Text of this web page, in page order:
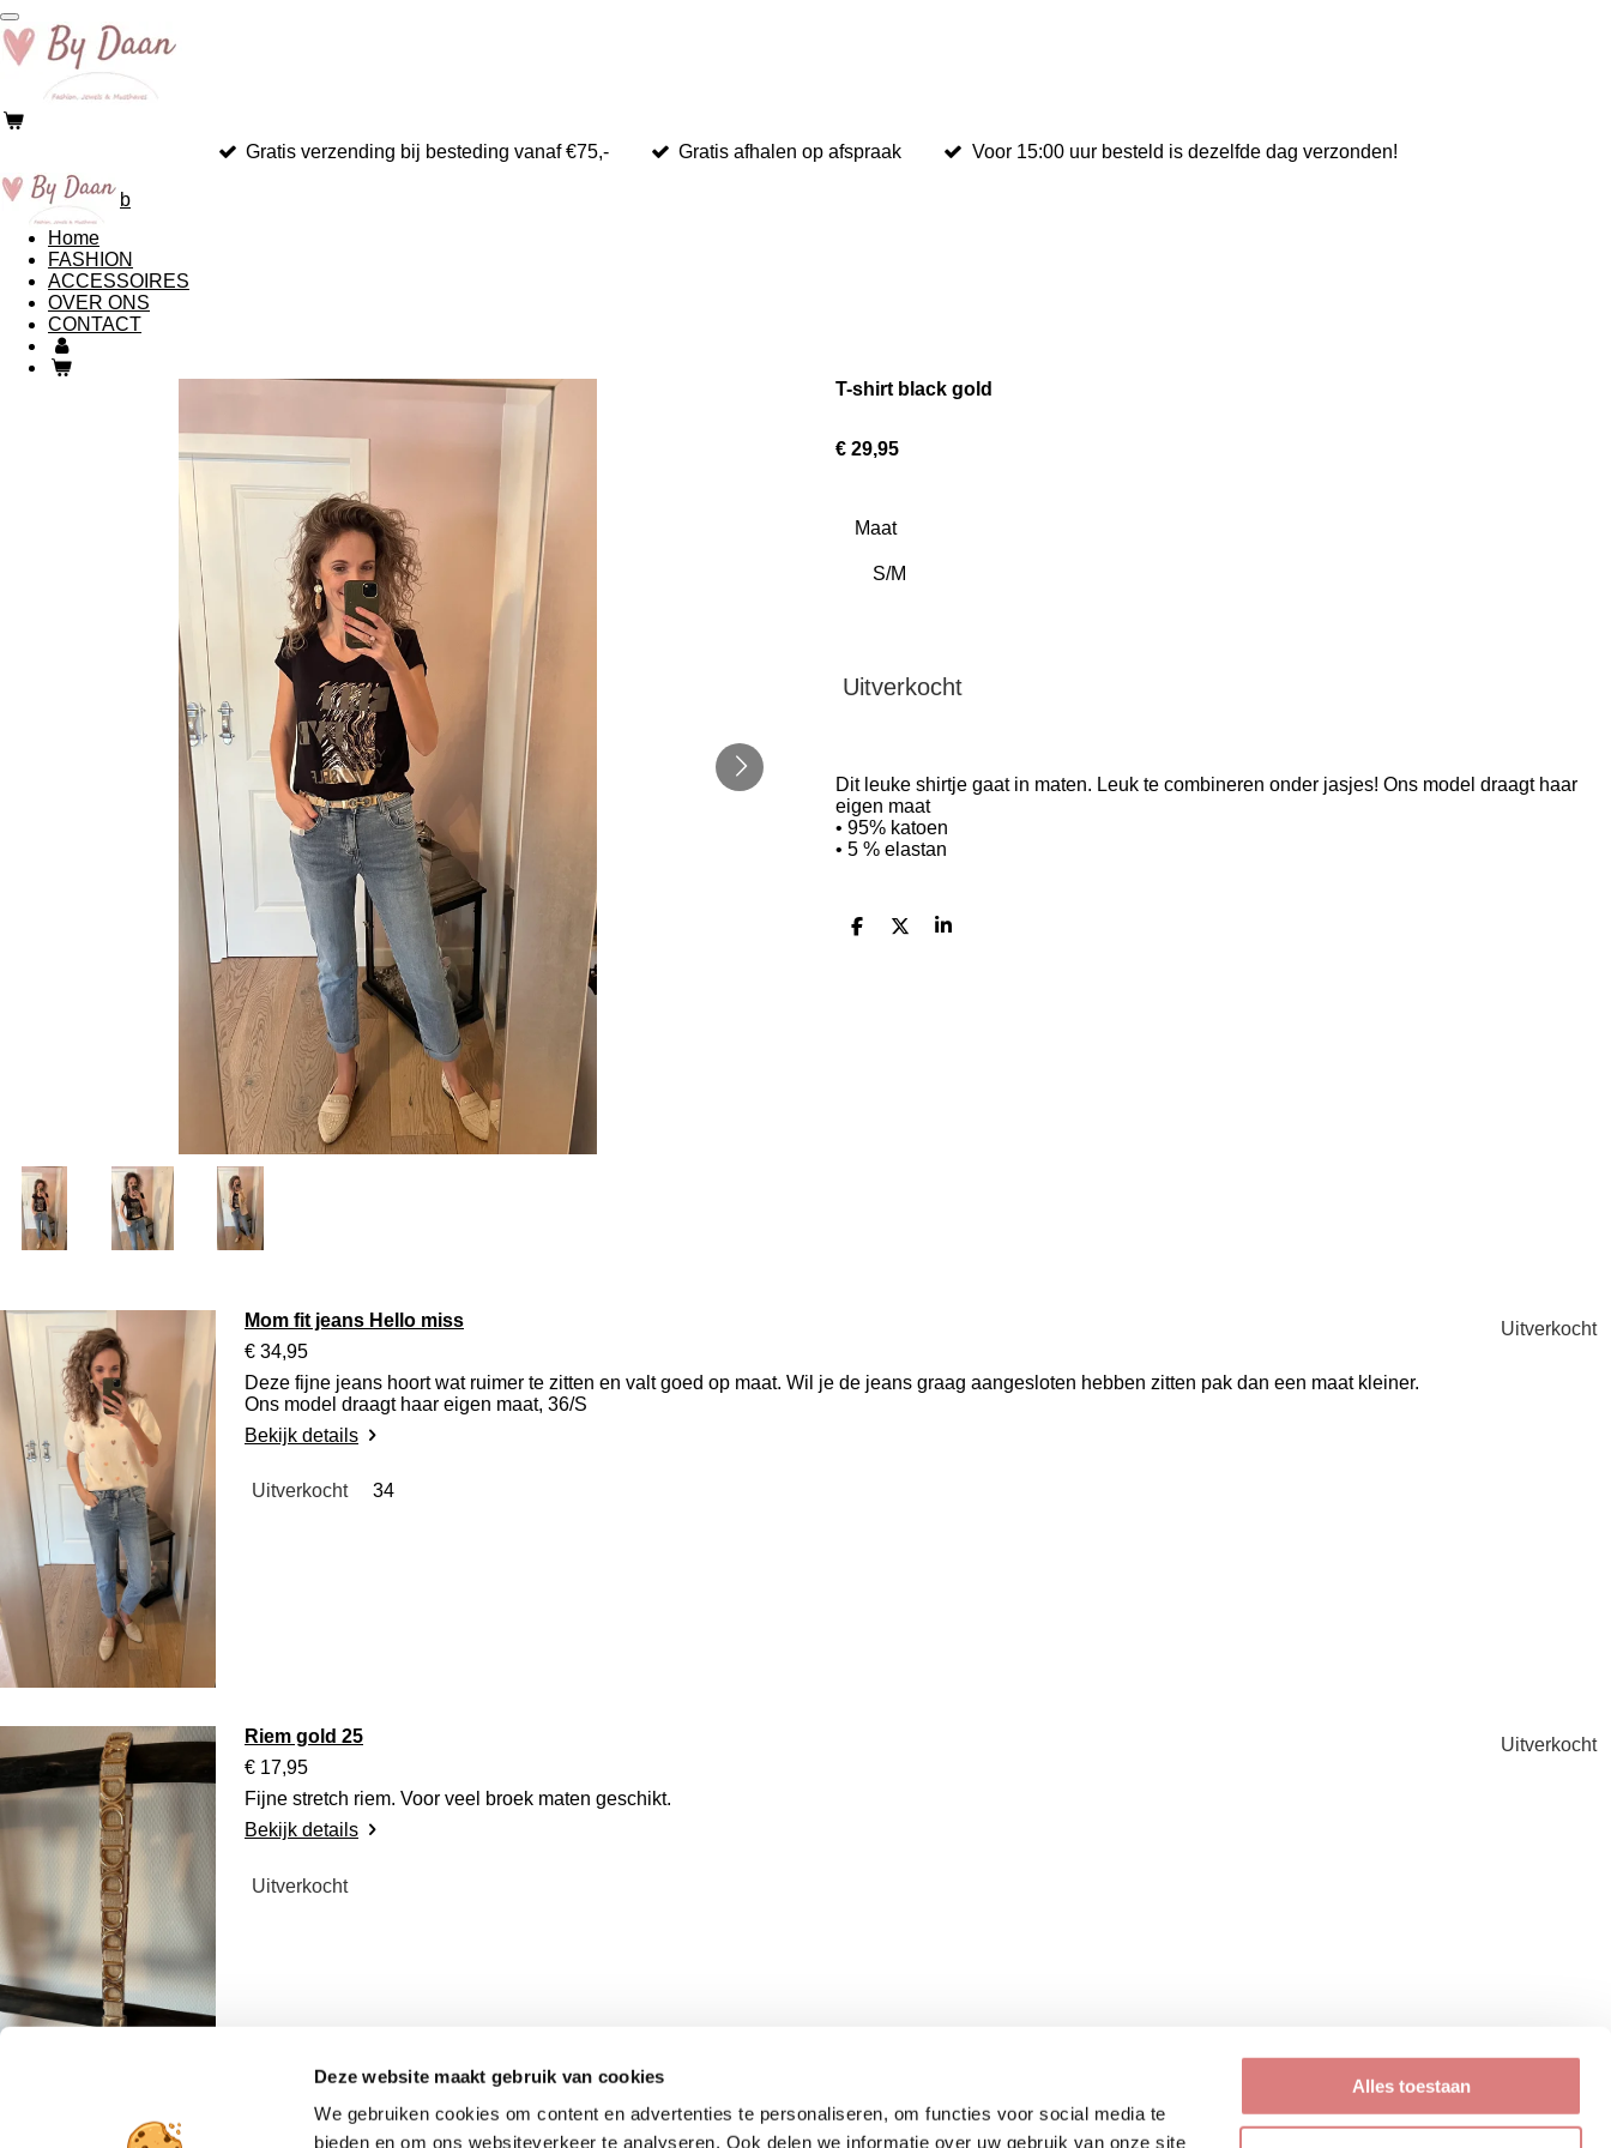
Deze website maakt gebruik van cookies
We gebruiken cookies om content en advertenties te personaliseren, om functies voor social media te
bieden en om ons websiteverkeer te analyseren. Ook delen we informatie over uw gebruik van onze site
Alles toestaan
Ga
direct
naar
Gratis verzending bij besteding vanaf €75,- Gratis afhalen op afspraak Voor 15:00 uur besteld is dezelfde dag verzonden!
b
Home
FASHION
ACCESSOIRES
OVER ONS
CONTACT
T-shirt black gold
€ 29,95
Maat
Uitverkocht
Dit leuke shirtje gaat in maten. Leuk te combineren onder jasjes! Ons model draagt haar
eigen maat
• 95% katoen
• 5 % elastan
D
D
S
Uitverkocht
Mom fit jeans Hello miss
€ 34,95
Deze fijne jeans hoort wat ruimer te zitten en valt goed op maat. Wil je de jeans graag aangesloten hebben zitten pak dan een maat kleiner.
Ons model draagt haar eigen maat, 36/S
Bekijk details
Uitverkocht
Uitverkocht
Riem gold 25
€ 17,95
Fijne stretch riem. Voor veel broek maten geschikt.
Bekijk details
Uitverkocht
Uitverkocht
Oorbel 111